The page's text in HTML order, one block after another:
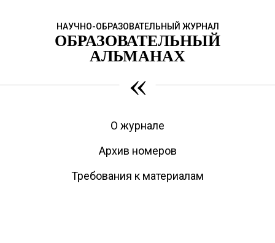
НАУЧНО-ОБРАЗОВАТЕЛЬНЫЙ ЖУРНАЛ
ОБРАЗОВАТЕЛЬНЫЙ
АЛЬМАНАХ
«
О журнале
Архив номеров
Требования к материалам